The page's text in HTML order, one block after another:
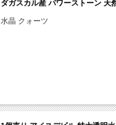
ダガスカル産 パワーストーン 天
水晶 クォーツ